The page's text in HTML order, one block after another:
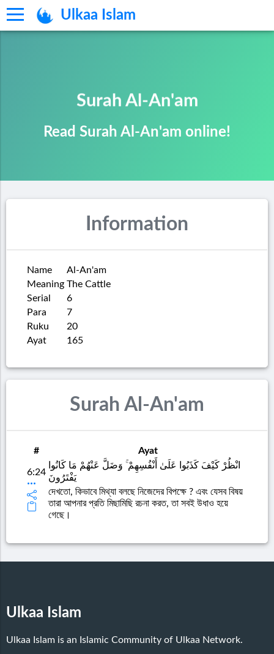
Ulkaa Islam
Surah Al-An'am
Read Surah Al-An'am online!
Information
Name
Al-An'am
Meaning The Cattle
Serial
6
Para
7
Ruku
20
Ayat
165
Surah Al-An'am
# Ayat
6:24
انْظُرْ كَيْفَ كَذَبُوا عَلَىٰ أَنْفُسِهِمْ ۚ وَضَلَّ عَنْهُمْ مَا كَانُوا
يَفْتَرُونَ
দেখতো, কিভাবে মিথ্যা বলছে নিজেদের বিপক্ষে ? এবং যেসব বিষয়
তারা আপনার প্রতি মিছামিছি রচনা করত, তা সবই উধাও হয়ে
গেছে।
Ulkaa Islam
Ulkaa Islam is an Islamic Community of Ulkaa Network.